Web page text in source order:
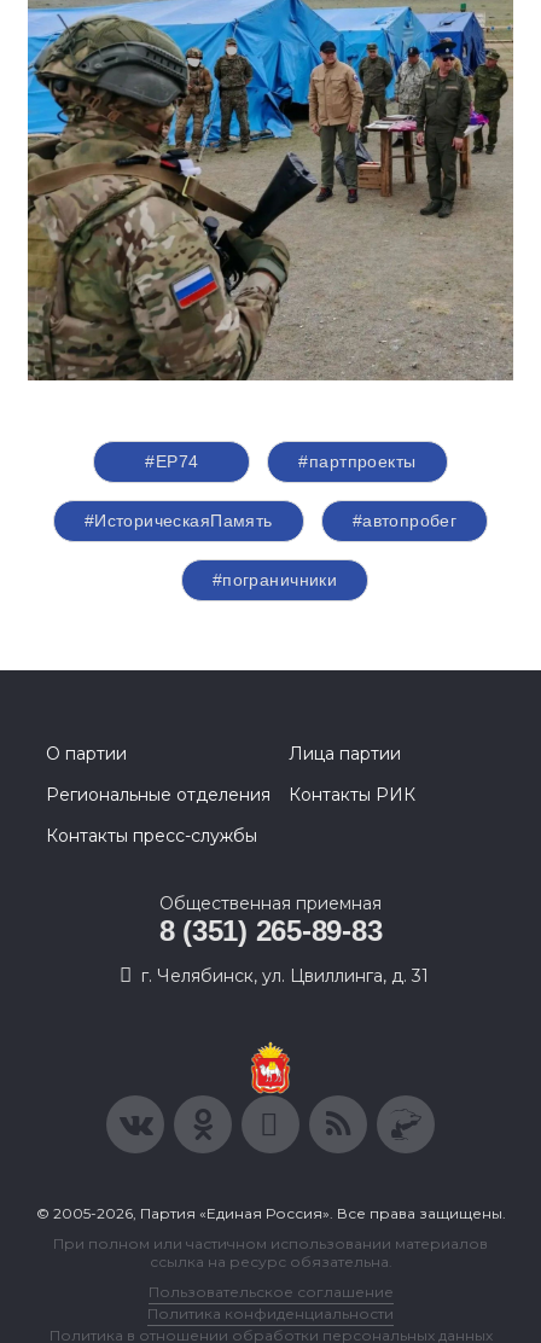
#ЕР74 #партпроекты
#ИсторическаяПамять #автопробег
#пограничники
О партии
Лица партии
Региональные отделения
Контакты РИК
Контакты пресс-службы
Общественная приемная
8 (351) 265-89-83
г. Челябинск, ул. Цвиллинга, д. 31
© 2005-2026, Партия «Единая Россия». Все права защищены.
При полном или частичном использовании материалов
ссылка на ресурс обязательна.
Пользовательское соглашение
Политика конфиденциальности
Политика в отношении обработки персональных данных